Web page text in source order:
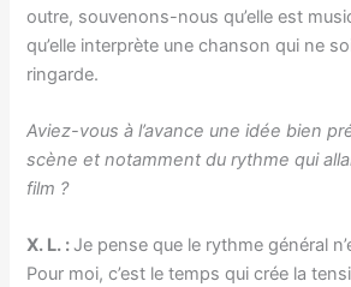
outre, souvenons-nous qu’elle est
qu’elle interprète une chanson qui ne
ringarde.
Aviez-vous à l’avance une idée bien
scène et notamment du rythme qui
film ?
X. L. : Je pense que le rythme général
Pour moi, c’est le temps qui crée la